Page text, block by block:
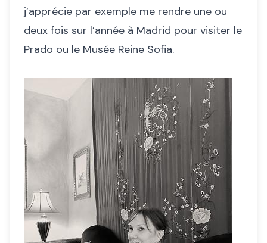
j’apprécie par exemple me rendre une ou
deux fois sur l’année à Madrid pour visiter le
Prado ou le Musée Reine Sofia.